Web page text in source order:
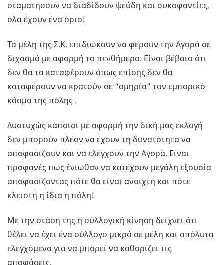
σταματήσουν να διαδίδουν ψεύδη και συκοφαντίες,
όλα έχουν ένα όριο!
Τα μέλη της Σ.Κ. επιδιώκουν να φέρουν την Αγορά σε
διχασμό με αφορμή το πενθήμερο. Είναι βέβαιο ότι
δεν θα τα καταφέρουν όπως επίσης δεν θα
καταφέρουν να κρατούν σε “ομηρία” τον εμπορικό
κόσμο της πόλης .
Δυστυχώς κάποιοι με αφορμή την δική μας εκλογή
δεν μπορούν πλέον να έχουν τη δυνατότητα να
αποφασίζουν και να ελέγχουν την Αγορά. Είναι
προφανές πως ένιωθαν να κατέχουν μεγάλη εξουσία
αποφασίζοντας πότε θα είναι ανοιχτή και πότε
κλειστή η ίδια η πόλη!
Με την στάση της η συλλογική κίνηση δείχνει ότι
θέλει να έχει ένα σύλλογο μικρό σε μέλη και απόλυτα
ελεγχόμενο για να μπορεί να καθορίζει τις
αποφάσεις.